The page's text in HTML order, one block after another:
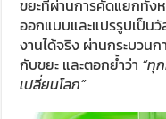
ขยะที่ผ่านการคัดแยกทั้ง
ออกแบบและแปรรูปเป็น
งานได้จริง ผ่านกระบวน
กับขยะ และตอกย้ำว่า “ทุ
เปลี่ยนโลก”